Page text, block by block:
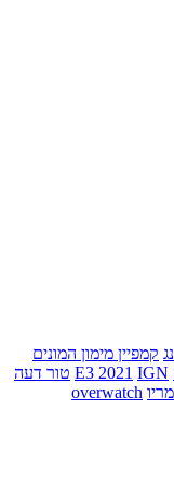
קמפיין מימון המונים
E3 2021 IGN
טור דעה
overwatch